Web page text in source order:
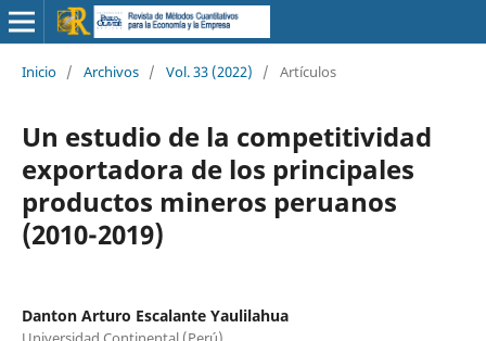
Inicio / Archivos / Vol. 33 (2022) / Artículos
Un estudio de la competitividad
exportadora de los principales
productos mineros peruanos
(2010-2019)
Danton Arturo Escalante Yaulilahua